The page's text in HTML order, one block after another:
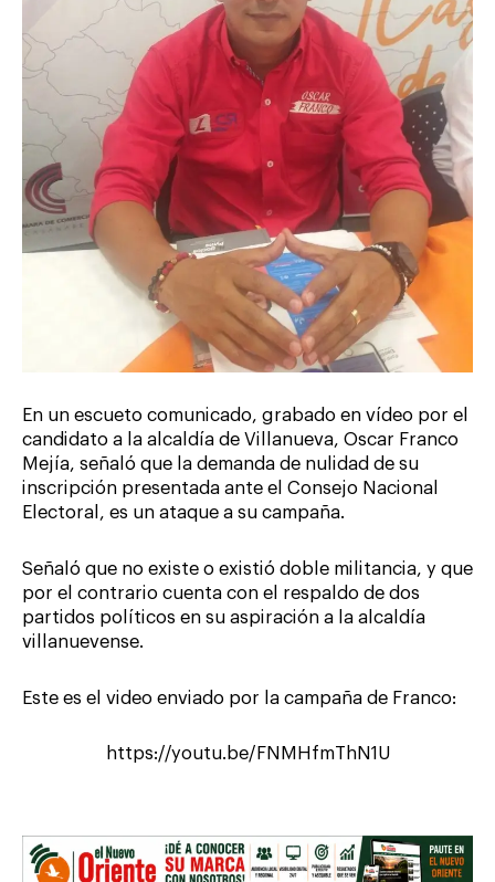
En un escueto comunicado, grabado en vídeo por el
candidato a la alcaldía de Villanueva, Oscar Franco
Mejía, señaló que la demanda de nulidad de su
inscripción presentada ante el Consejo Nacional
Electoral, es un ataque a su campaña.
Señaló que no existe o existió doble militancia, y que
por el contrario cuenta con el respaldo de dos
partidos políticos en su aspiración a la alcaldía
villanuevense.
Este es el video enviado por la campaña de Franco:
https://youtu.be/FNMHfmThN1U